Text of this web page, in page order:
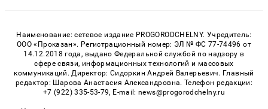
Наименование: сетевое издание PROGORODCHELNY. Учредитель:
ООО «Проказан». Регистрационный номер: ЭЛ № ФС 77-74496 от
14.12.2018 года, выдано Федеральной службой по надзору в
сфере связи, информационных технологий и массовых
коммуникаций. Директор: Сидоркин Андрей Валерьевич. Главный
редактор: Шарова Анастасия Александровна. Телефон редакции:
+7 (922) 335-53-79, E-mail: news@progorodchelny.ru